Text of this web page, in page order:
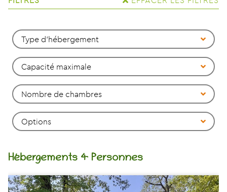
Type d'hébergement
Capacité maximale
Nombre de chambres
Options
Hébergements 4 Personnes